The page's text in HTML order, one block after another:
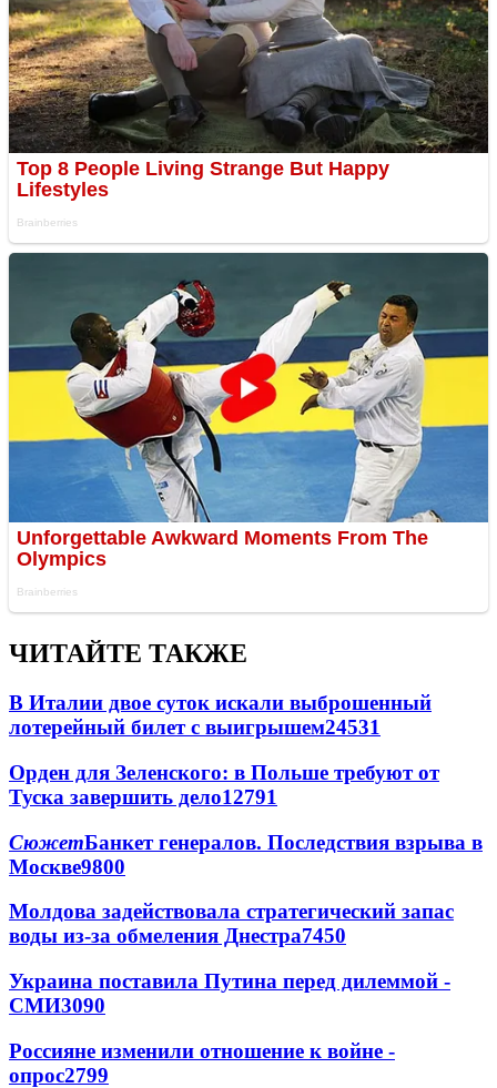
ЧИТАЙТЕ ТАКЖЕ
В Италии двое суток искали выброшенный
лотерейный билет с выигрышем24531
Орден для Зеленского: в Польше требуют от
Туска завершить дело12791
СюжетБанкет генералов. Последствия взрыва в
Москве9800
Молдова задействовала стратегический запас
воды из-за обмеления Днестра7450
Украина поставила Путина перед дилеммой -
СМИ3090
Россияне изменили отношение к войне -
опрос2799